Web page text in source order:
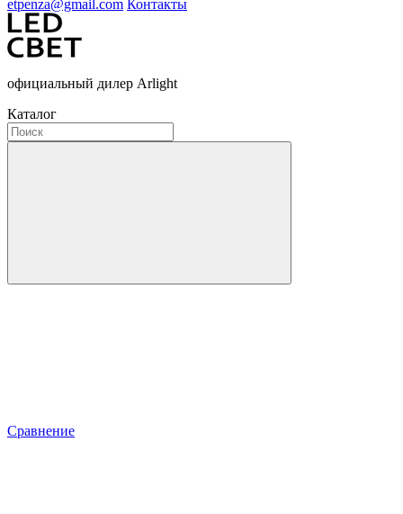
etpenza@gmail.com Контакты
официальный дилер Arlight
Каталог
Сравнение